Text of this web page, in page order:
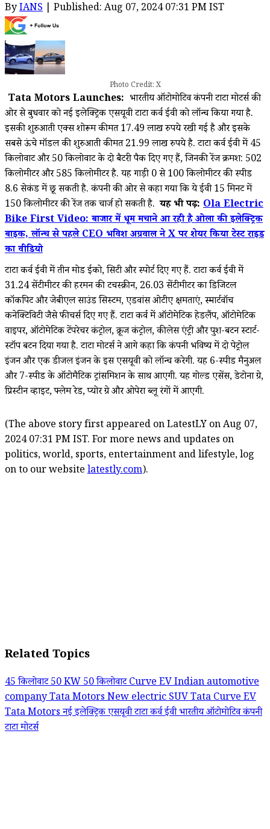
ByIANS | Published: Aug 07, 2024 07:31 PM IST
Photo Credit: X
Tata Motors Launches: भारतीय ऑटोमोटिव कंपनी टाटा मोटर्स की
ओर से बुधवार को नई इलेक्ट्रिक एसयूवी टाटा कर्व ईवी को लॉन्च किया गया है.
इसकी शुरुआती एक्स शोरूम कीमत 17.49 लाख रुपये रखी गई है और इसके
सबसे ऊंचे मॉडल की शुरुआती कीमत 21.99 लाख रुपये है. टाटा कर्व ईवी में 45
किलोवाट और 50 किलोवाट के दो बैटरी पैक दिए गए हैं, जिनकी रेंज क्रमश: 502
किलोमीटर और 585 किलोमीटर है. यह गाड़ी 0 से 100 किलोमीटर की स्पीड
8.6 सेकंड में छू सकती है. कंपनी की ओर से कहा गया कि ये ईवी 15 मिनट में
150 किलोमीटर की रेंज तक चार्ज हो सकती है.यह भी पढ़ें: Ola Electric
Bike First Video: बाजार में धूम मचाने आ रही है ओला की इलेक्ट्रिक
बाइक, लॉन्च से पहले CEO भविश अग्रवाल ने X पर शेयर किया टेस्ट राइड
का वीडियो
टाटा कर्व ईवी में तीन मोड ईको, सिटी और स्पोर्ट दिए गए हैं. टाटा कर्व ईवी में
31.24 सेंटीमीटर की हरमन की टचस्क्रीन, 26.03 सेंटीमीटर का डिजिटल
कॉकपिट और जेबीएल साउंड सिस्टम, एडवांस ओटीए क्षमताएं, स्मार्टवॉच
कनेक्टिविटी जैसे फीचर्स दिए गए हैं. टाटा कर्व में ऑटोमेटिक हेडलैंप, ऑटोमेटिक
वाइपर, ऑटोमेटिक टेंपरेचर कंट्रोल, क्रूज कंट्रोल, कीलेस एंट्री और पुश-बटन स्टार्ट-
स्टॉप बटन दिया गया है. टाटा मोटर्स ने आगे कहा कि कंपनी भविष्य में दो पेट्रोल
इंजन और एक डीजल इंजन के इस एसयूवी को लॉन्च करेगी. यह 6-स्पीड मैनुअल
और 7-स्पीड के ऑटोमैटिक ट्रांसमिशन के साथ आएगी. यह गोल्ड एसेंस, डेटोना ग्रे,
प्रिस्टीन व्हाइट, फ्लेम रेड, प्योर ग्रे और ओपेरा ब्लू रंगों में आएगी.
(The above story first appeared on LatestLY on Aug 07,
2024 07:31 PM IST. For more news and updates on
politics, world, sports, entertainment and lifestyle, log
on to our website latestly.com).
Related Topics
45 किलोवाट50 KW50 किलोवाटCurve EVIndian automotive
company Tata MotorsNew electric SUVTata Curve EV
Tata Motorsनई इलेक्ट्रिक एसयूवी टाटा कर्व ईवीभारतीय ऑटोमोटिव कंपनी
टाटा मोटर्स